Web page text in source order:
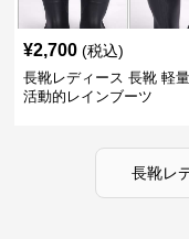
¥2,700 (税込)
長靴レディース 長靴 軽
活動的レインブーツ
長靴レ